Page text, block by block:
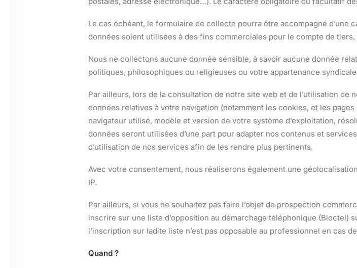
Le cas échéant, le formulaire de collecte pourra être accompagné d’une
données soient utilisées à des fins commerciales pour le compte de
Nous ne collectons aucune donnée sensible, à savoir aucune donnée
politiques, philosophiques ou religieuses ou votre appartenance
Par ailleurs, lors de la consultation de notre site web et de l’utilisation
données relatives à votre navigation (notamment les cookies, et les
navigateur utilisé, modèle et version de votre système d’exploitation,
données seront utilisées d’une part pour adapter nos contenus et
d’utilisation de nos services afin de les rendre plus pertinents.
Avec votre consentement, nous réaliserons également une
IP.
Par ailleurs, si vous ne souhaitez pas faire l’objet de prospection
inscrire sur une liste d’opposition au démarchage téléphonique (Bloctel)
l’inscription sur ladite liste n’est pas opposable au professionnel en cas
Quand ?